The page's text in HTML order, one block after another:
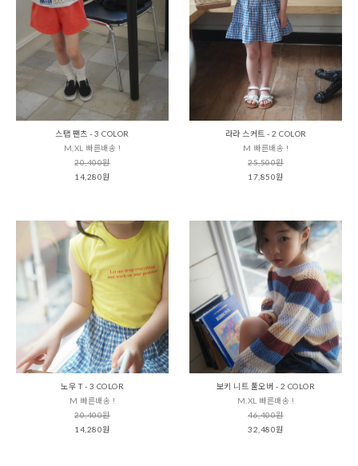
스탭 팬츠 - 3 COLOR
M,XL 빠른배송 !
20,400원
14,280원
라라 스커트 - 2 COLOR
M 빠른배송 !
25,500원
17,850원
노우 T - 3 COLOR
M 빠른배송 !
20,400원
14,280원
보키 니트 풀오버 - 2 COLOR
M,XL 빠른배송 !
46,400원
32,480원